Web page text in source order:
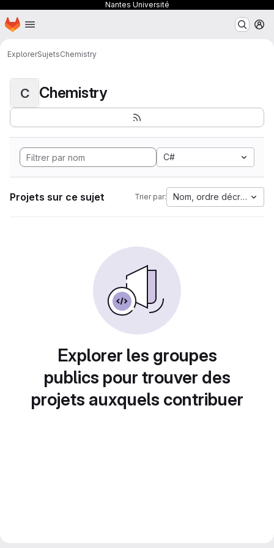
Nantes Université
Passer au contenu principal
Page d'accueil
ExplorerSujetsChemistry
C Chemistry
C#
Projets sur ce sujet Trier par: Nom, ordre décroissant
Explorer les groupes
publics pour trouver des
projets auxquels contribuer